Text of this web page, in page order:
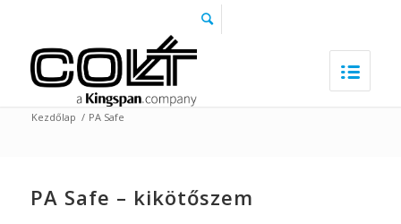
Kezdőlap / PA Safe
PA Safe – kikötőszem